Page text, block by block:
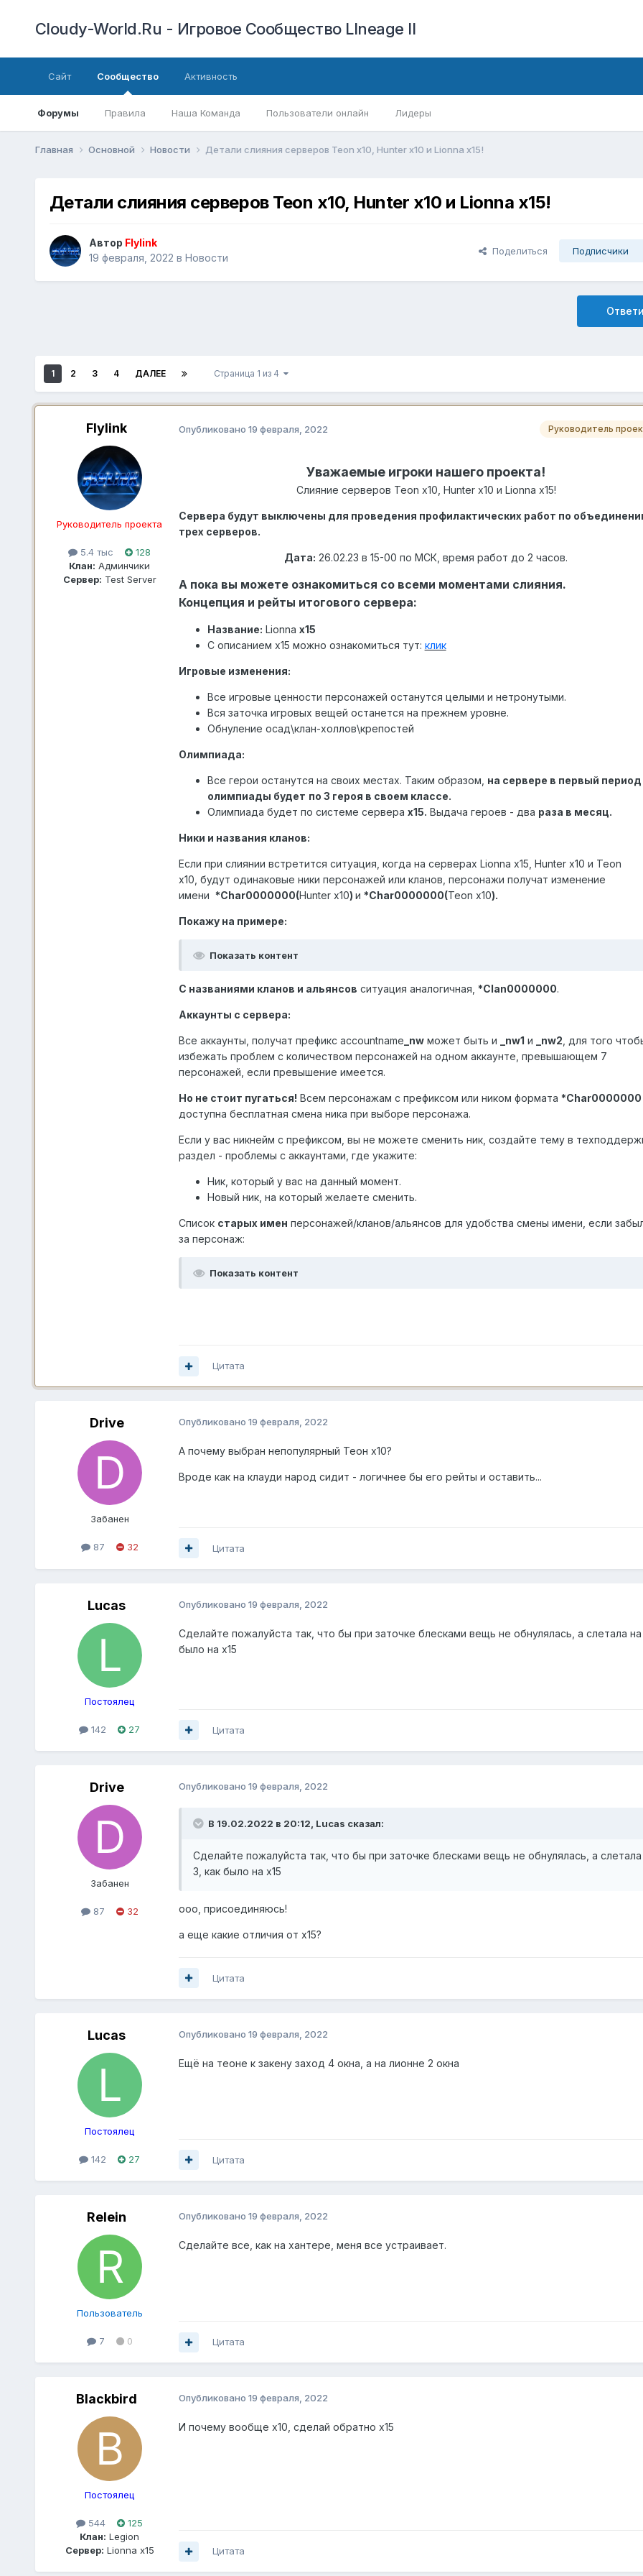
Cloudy-World.Ru - Игровое Сообщество LIneage II
Сайт Сообщество
Форумы Правила Наша Команда Пользователи онлайн Лидеры
Активность
Главная Основной Новости Детали слияния серверов Teon х10, Hunter x10 и Lionna x15!
Детали слияния серверов Teon х10, Hunter x10 и Lionna x15!
Автор Flylink
19 февраля, 2022 в Новости
Поделиться Подписчики
1 2 3 4 ДАЛЕЕ Страница 1 из 4
Flylink
Руководитель проекта
5.4 тыс
128
Клан: Админчики
Сервер: Test Server
Руководитель
Опубликовано 19 февраля, 2022
Уважаемые игроки нашего проекта!
Слияние серверов Teon х10, Hunter x10 и Lionna x15!
Сервера будут выключены для проведения профилактических работ по
трех серверов.
Дата: 26.02.23 в 15-00 по МСК, время работ до 2 часов.
А пока вы можете ознакомиться со всеми моментами слияния.
Концепция и рейты итогового сервера:
Название: Lionna x15
С описанием х15 можно ознакомиться тут: клик
Игровые изменения:
Все игровые ценности персонажей останутся целыми и нетронутыми.
Вся заточка игровых вещей останется на прежнем уровне.
Обнуление осад\клан-холлов\крепостей
Олимпиада:
Все герои останутся на своих местах. Таким образом, на сервере в первый период
олимпиады будет по 3 героя в своем классе.
Олимпиада будет по системе сервера х15. Выдача героев - два раза в месяц.
Ники и названия кланов:
Если при слиянии встретится ситуация, когда на серверах Lionna x15, Hunter x10 и Teon
х10, будут одинаковые ники персонажей или кланов, персонажи получат изменение
имени *Char0000000(Hunter x10) и *Char0000000(Teon х10).
Покажу на примере:
Показать контент
С названиями кланов и альянсов ситуация аналогичная, *Clan0000000.
Аккаунты с сервера:
Все аккаунты, получат префикс accountname _nwможет быть и _nw1 и _nw2 , для того
избежать проблем с количеством персонажей на одном аккаунте, превышающем 7
персонажей, если превышение имеется.
Но не стоит пугаться! Всем персонажам с префиксом или ником формата *Char0000000
доступна бесплатная смена ника при выборе персонажа.
Если у вас никнейм с префиксом, вы не можете сменить ник, создайте тему в
раздел - проблемы с аккаунтами, где укажите:
Ник, который у вас на данный момент.
Новый ник, на который желаете сменить.
Список старых имен персонажей/кланов/альянсов для удобства смены имени, если
за персонаж:
Показать контент
Цитата
Drive
Забанен
87 32
Опубликовано 19 февраля, 2022
А почему выбран непопулярный Теон х10?
Вроде как на клауди народ сидит - логичнее бы его рейты и оставить...
Цитата
Lucas
Постоялец
142 27
Опубликовано 19 февраля, 2022
Сделайте пожалуйста так, что бы при заточке блесками вещь не обнулялась, а слетала на
было на х15
Цитата
Drive
Забанен
87 32
Опубликовано 19 февраля, 2022
В 19.02.2022 в 20:12, Lucas сказал:
Сделайте пожалуйста так, что бы при заточке блесками вещь не обнулялась, а слетала
3, как было на х15
ооо, присоединяюсь!
а еще какие отличия от х15?
Цитата
Lucas
Постоялец
142 27
Опубликовано 19 февраля, 2022
Ещё на теоне к закену заход 4 окна, а на лионне 2 окна
Цитата
Relein
Пользователь
7 0
Опубликовано 19 февраля, 2022
Сделайте все, как на хантере, меня все устраивает.
Цитата
Blackbird
Постоялец
544
125
Клан: Legion
Сервер: Lionna x15
Опубликовано 19 февраля, 2022
И почему вообще х10, сделай обратно х15
Цитата